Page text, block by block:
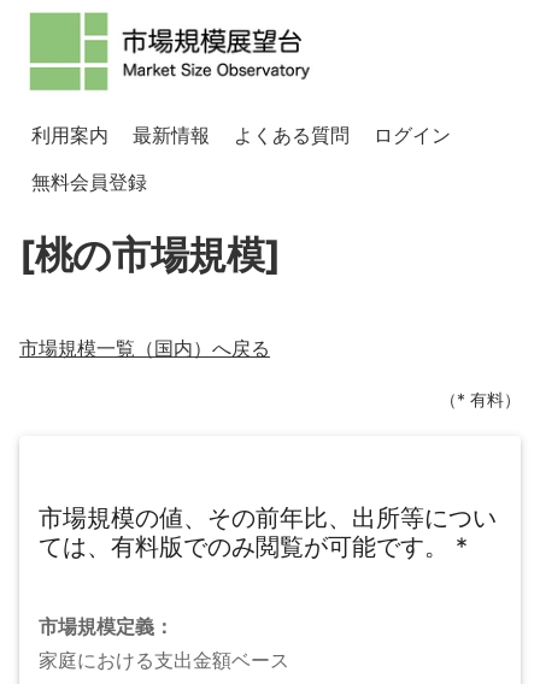
利用案内 最新情報 よくある質問
ログイン
無料会員登録
[桃の市場規模]
市場規模一覧（国内）へ戻る
（* 有料）
市場規模の値、その前年比、出所等につい
ては、有料版でのみ閲覧が可能です。
*
市場規模定義：
家庭における支出金額ベース